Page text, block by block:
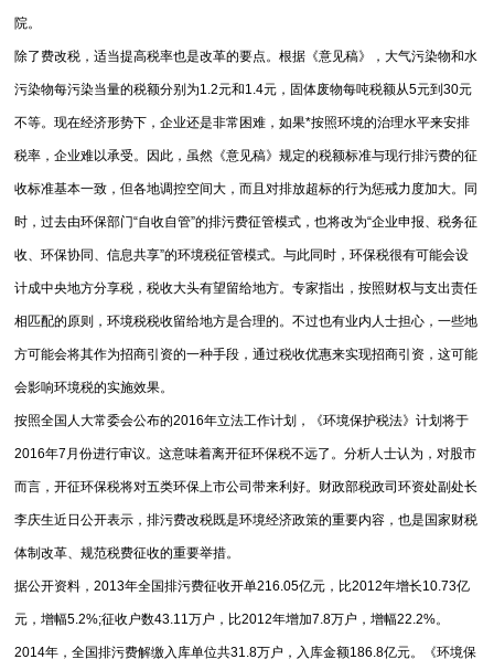
院。
除了费改税，适当提高税率也是改革的要点。根据《意见稿》，大气污染物和水
污染物每污染当量的税额分别为1.2元和1.4元，固体废物每吨税额从5元到30元
不等。现在经济形势下，企业还是非常困难，如果*按照环境的治理水平来安排
税率，企业难以承受。因此，虽然《意见稿》规定的税额标准与现行排污费的征
收标准基本一致，但各地调控空间大，而且对排放超标的行为惩戒力度加大。同
时，过去由环保部门“自收自管”的排污费征管模式，也将改为“企业申报、税务征
收、环保协同、信息共享”的环境税征管模式。与此同时，环保税很有可能会设
计成中央地方分享税，税收大头有望留给地方。专家指出，按照财权与支出责任
相匹配的原则，环境税税收留给地方是合理的。不过也有业内人士担心，一些地
方可能会将其作为招商引资的一种手段，通过税收优惠来实现招商引资，这可能
会影响环境税的实施效果。
按照全国人大常委会公布的2016年立法工作计划，《环境保护税法》计划将于
2016年7月份进行审议。这意味着离开征环保税不远了。分析人士认为，对股市
而言，开征环保税将对五类环保上市公司带来利好。财政部税政司环资处副处长
李庆生近日公开表示，排污费改税既是环境经济政策的重要内容，也是国家财税
体制改革、规范税费征收的重要举措。
据公开资料，2013年全国排污费征收开单216.05亿元，比2012年增长10.73亿
元，增幅5.2%;征收户数43.11万户，比2012年增加7.8万户，增幅22.2%。
2014年，全国排污费解缴入库单位共31.8万户，入库金额186.8亿元。《环境保